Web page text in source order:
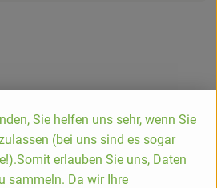
Sie helfen uns sehr, wenn Sie
(bei uns sind es sogar
erlauben Sie uns, Daten
sammeln. Da wir Ihre